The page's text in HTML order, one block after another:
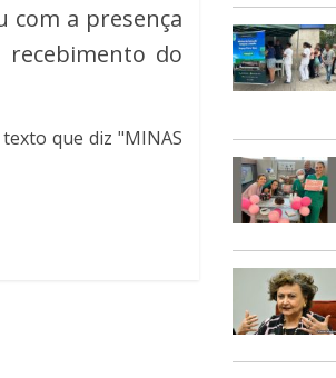
com a presença
recebimento do